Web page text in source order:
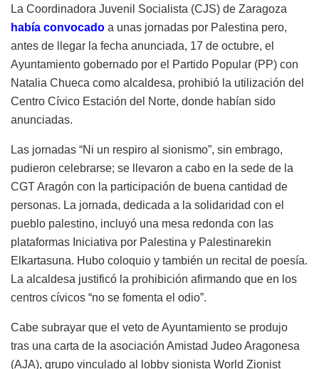
La Coordinadora Juvenil Socialista (CJS) de Zaragoza
había convocado a unas jornadas por Palestina pero,
antes de llegar la fecha anunciada, 17 de octubre, el
Ayuntamiento gobernado por el Partido Popular (PP) con
Natalia Chueca como alcaldesa, prohibió la utilización del
Centro Cívico Estación del Norte, donde habían sido
anunciadas.
Las jornadas “Ni un respiro al sionismo”, sin embrago,
pudieron celebrarse; se llevaron a cabo en la sede de la
CGT Aragón con la participación de buena cantidad de
personas. La jornada, dedicada a la solidaridad con el
pueblo palestino, incluyó una mesa redonda con las
plataformas Iniciativa por Palestina y Palestinarekin
Elkartasuna. Hubo coloquio y también un recital de poesía.
La alcaldesa justificó la prohibición afirmando que en los
centros cívicos “no se fomenta el odio”.
Cabe subrayar que el veto de Ayuntamiento se produjo
tras una carta de la asociación Amistad Judeo Aragonesa
(AJA), grupo vinculado al lobby sionista World Zionist